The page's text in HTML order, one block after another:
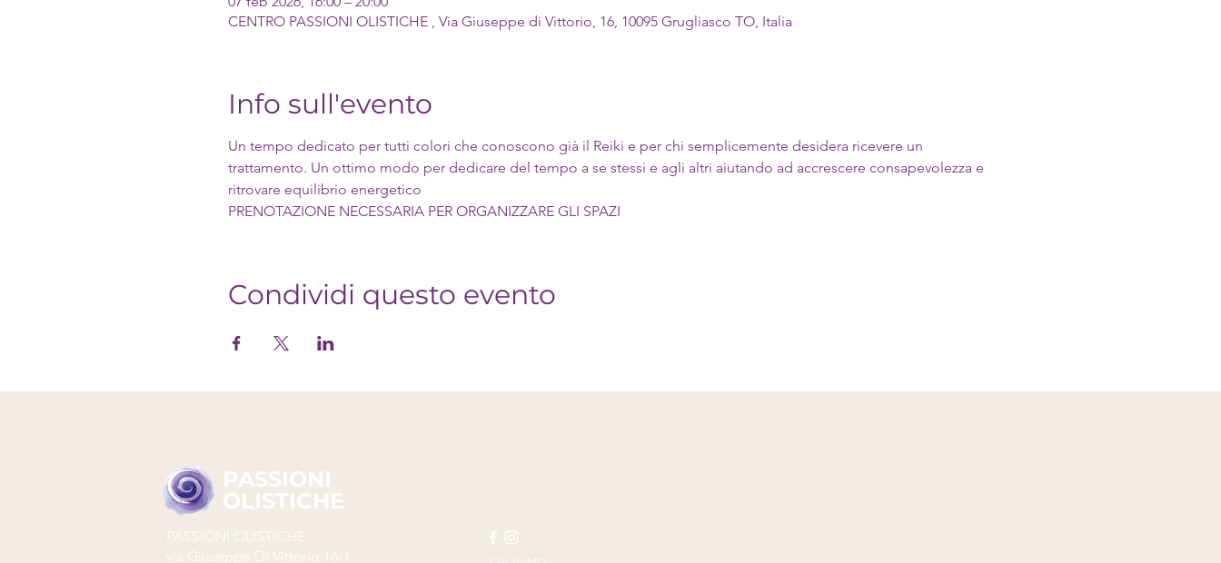
CENTRO PASSIONI OLISTICHE , Via Giuseppe di Vittorio, 16, 10095 Grugliasco TO, Italia
Info sull'evento
Un tempo dedicato per tutti colori che conoscono già il Reiki e per chi semplicemente desidera ricevere un
trattamento. Un ottimo modo per dedicare del tempo a se stessi e agli altri aiutando ad accrescere consapevolezza e
ritrovare equilibrio energetico
PRENOTAZIONE NECESSARIA PER ORGANIZZARE GLI SPAZI
Condividi questo evento
PASSIONI
OLISTICHE
PASSIONI OLISTICHE
via Giuseppe Di Vittorio 16/1